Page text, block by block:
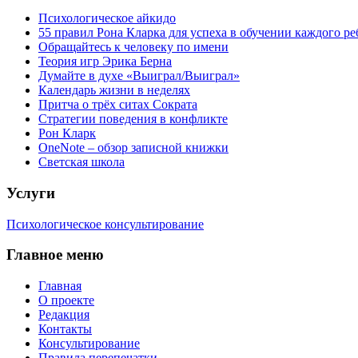
Психологическое айкидо
55 правил Рона Кларка для успеха в обучении каждого
Обращайтесь к человеку по имени
Теория игр Эрика Берна
Думайте в духе «Выиграл/Выиграл»
Календарь жизни в неделях
Притча о трёх ситах Сократа
Стратегии поведения в конфликте
Рон Кларк
OneNote – обзор записной книжки
Светская школа
Услуги
Психологическое консультирование
Главное меню
Главная
О проекте
Редакция
Контакты
Консультирование